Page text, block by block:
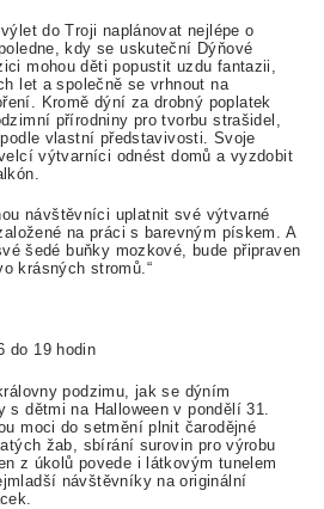
do Troji naplánovat nejlépe o
kdy se uskuteční Dýňové
mohou děti popustit uzdu fantazii,
let a společně se vrhnout na
Kromě dýní za drobný poplatek
přírodniny pro tvorbu strašidel,
vlastní představivosti. Svoje
výtvarníci odnést domů a vyzdobit
návštěvníci uplatnit své výtvarné
na práci s barevným pískem. A
šedé buňky mozkové, bude připraven
krásných stromů.“
do 19 hodin
podzimu, jak se dýním
dětmi na Halloween v pondělí 31.
moci do setmění plnit čarodějné
žab, sbírání surovin pro výrobu
z úkolů povede i látkovým tunelem
návštěvníky na originální